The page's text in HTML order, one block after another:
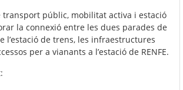
transport públic, mobilitat activa i estació
la connexió entre les dues parades de
l’estació de trens, les infraestructures
per a vianants a l’estació de RENFE.